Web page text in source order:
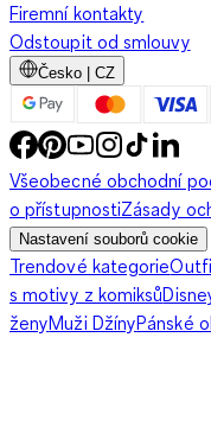
Firemní kontakty
Odstoupit od smlouvy
Česko | CZ
Všeobecné obchodní
o přístupnostiZásady
Nastavení souborů cookie
Trendové kategorie
s motivy z komiksů
ženyMuži DžínyPánské